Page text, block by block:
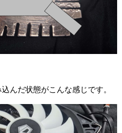
んだ状態がこんな感じです。